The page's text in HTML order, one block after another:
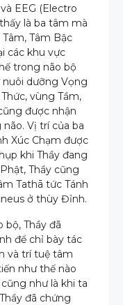
EEG (Electro
là ba tâm mà
Tâm Bậc
các khu vực
trong não bộ
dưỡng Vọng
vùng Tầm,
được nhận
Vị trí của ba
Xúc Chạm được
khi Thầy đang
Thầy cũng
Tathā tức Tánh
ở thùy Đỉnh.
bộ, Thầy đã
để chỉ bày tác
và trí tuệ tâm
như thế nào
như là khi ta
đã chứng